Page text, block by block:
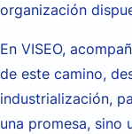
organización
En VISEO,
de este camino,
industrialización,
una promesa, sino